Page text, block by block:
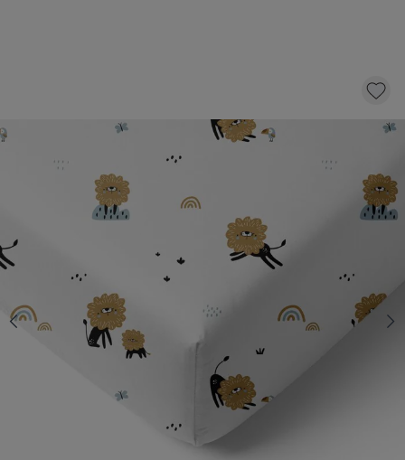
HOESLAKEN «LEO» | 90 X 200 CM
KLIK EN BESTEL
Snelle levering
Voor 23:00 besteld, dezelfde dag
Betaal nu of achteraf
Veilig afrekenen met verschillende